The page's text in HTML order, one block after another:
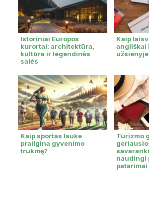
Istoriniai Europos
kurortai: architektūra,
kultūra ir legendinės
salės
Kaip
angliškai
Kaip sportas lauke
prailgina gyvenimo
trukmę?
Turizmo
naudingi
patarimai